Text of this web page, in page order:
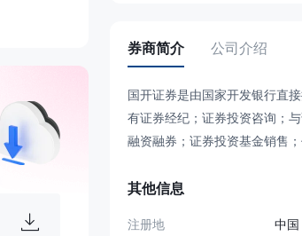
券商简介 公司介绍
国开证券是由国家开发银行直
有证券经纪；证券投资咨询；
融资融券；证券投资基金销售；
其他信息
注册地 中国